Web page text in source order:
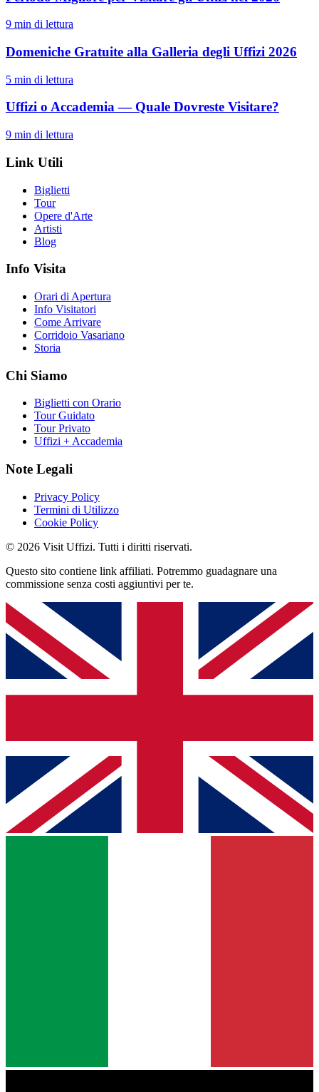
9 min di lettura
Domeniche Gratuite alla Galleria degli Uffizi 2026
5 min di lettura
Uffizi o Accademia — Quale Dovreste Visitare?
9 min di lettura
Link Utili
Biglietti
Tour
Opere d'Arte
Artisti
Blog
Info Visita
Orari di Apertura
Info Visitatori
Come Arrivare
Corridoio Vasariano
Storia
Chi Siamo
Biglietti con Orario
Tour Guidato
Tour Privato
Uffizi + Accademia
Note Legali
Privacy Policy
Termini di Utilizzo
Cookie Policy
© 2026 Visit Uffizi. Tutti i diritti riservati.
Questo sito contiene link affiliati. Potremmo guadagnare una
commissione senza costi aggiuntivi per te.